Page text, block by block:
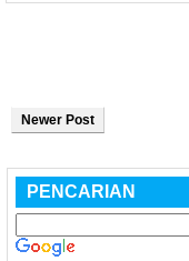
Newer Post
PENCARIAN